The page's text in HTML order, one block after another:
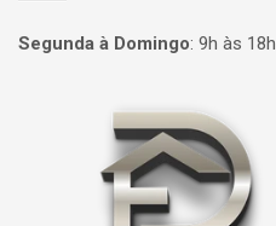
Segunda à Domingo: 9h às 18h
Página inicial